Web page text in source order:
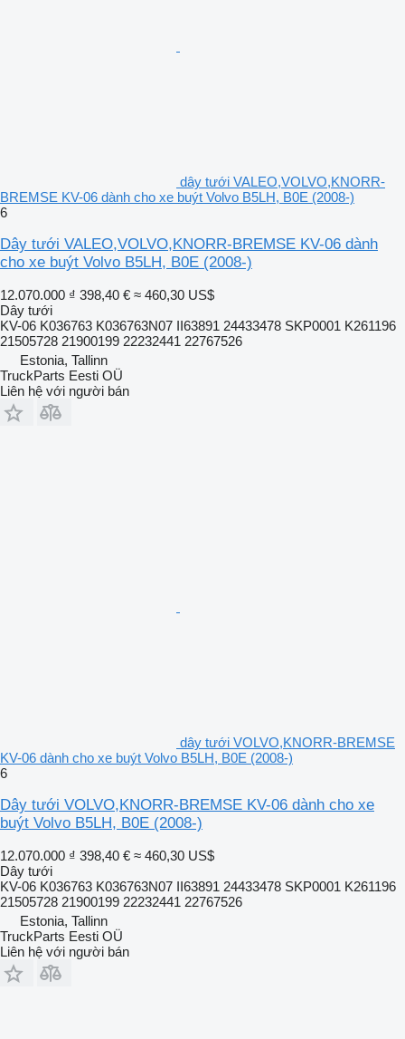
dây tưới VALEO,VOLVO,KNORR-
BREMSE KV-06 dành cho xe buýt Volvo B5LH, B0E (2008-)
6
Dây tưới VALEO,VOLVO,KNORR-BREMSE KV-06 dành
cho xe buýt Volvo B5LH, B0E (2008-)
12.070.000 ₫ 398,40 € ≈ 460,30 US$
Dây tưới
KV-06 K036763 K036763N07 II63891 24433478 SKP0001 K261196
21505728 21900199 22232441 22767526
Estonia, Tallinn
TruckParts Eesti OÜ
Liên hệ với người bán
dây tưới VOLVO,KNORR-BREMSE
KV-06 dành cho xe buýt Volvo B5LH, B0E (2008-)
6
Dây tưới VOLVO,KNORR-BREMSE KV-06 dành cho xe
buýt Volvo B5LH, B0E (2008-)
12.070.000 ₫ 398,40 € ≈ 460,30 US$
Dây tưới
KV-06 K036763 K036763N07 II63891 24433478 SKP0001 K261196
21505728 21900199 22232441 22767526
Estonia, Tallinn
TruckParts Eesti OÜ
Liên hệ với người bán